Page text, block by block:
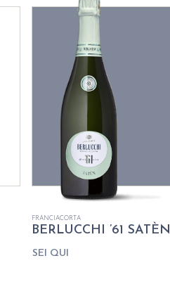
FRANCIACORTA
BERLUCCHI ’61 SATÈN
SEI QUI